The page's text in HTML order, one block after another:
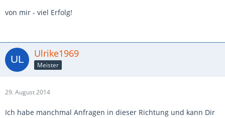
von mir - viel Erfolg!
Ulrike1969
Meister
29. August 2014
Ich habe manchmal Anfragen in dieser Richtung und kann Dir